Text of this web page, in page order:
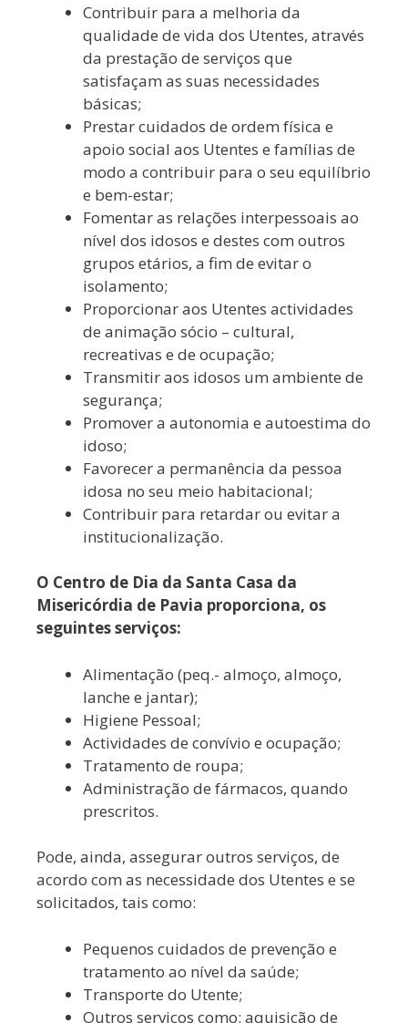
Contribuir para a melhoria da
qualidade de vida dos Utentes, através
da prestação de serviços que
satisfaçam as suas necessidades
básicas;
Prestar cuidados de ordem física e
apoio social aos Utentes e famílias de
modo a contribuir para o seu equilíbrio
e bem-estar;
Fomentar as relações interpessoais ao
nível dos idosos e destes com outros
grupos etários, a fim de evitar o
isolamento;
Proporcionar aos Utentes actividades
de animação sócio – cultural,
recreativas e de ocupação;
Transmitir aos idosos um ambiente de
segurança;
Promover a autonomia e autoestima do
idoso;
Favorecer a permanência da pessoa
idosa no seu meio habitacional;
Contribuir para retardar ou evitar a
institucionalização.
O Centro de Dia da Santa Casa da
Misericórdia de Pavia proporciona, os
seguintes serviços:
Alimentação (peq.- almoço, almoço,
lanche e jantar);
Higiene Pessoal;
Actividades de convívio e ocupação;
Tratamento de roupa;
Administração de fármacos, quando
prescritos.
Pode, ainda, assegurar outros serviços, de
acordo com as necessidade dos Utentes e se
solicitados, tais como:
Pequenos cuidados de prevenção e
tratamento ao nível da saúde;
Transporte do Utente;
Outros serviços como: aquisição de